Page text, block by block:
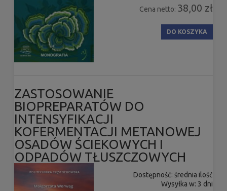
Cena netto: 38,00 zł
DO KOSZYKA
ZASTOSOWANIE
BIOPREPARATÓW DO
INTENSYFIKACJI
KOFERMENTACJI METANOWEJ
OSADÓW ŚCIEKOWYCH I
ODPADÓW TŁUSZCZOWYCH
Dostępność: średnia ilość
Wysyłka w: 3 dni